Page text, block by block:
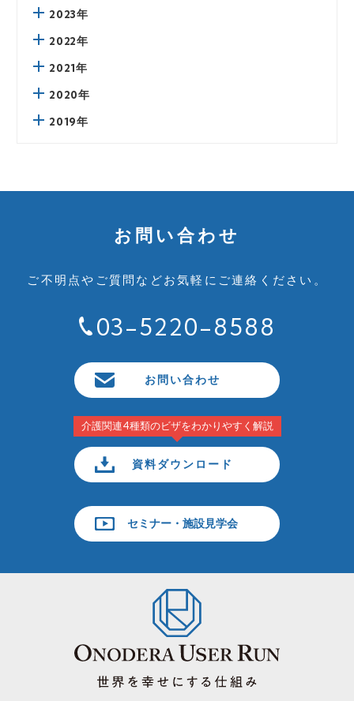
2023年
2022年
2021年
2020年
2019年
お問い合わせ
ご不明点やご質問などお気軽にご連絡ください。
03-5220-8588
お問い合わせ
介護関連4種類のビザをわかりやすく解説
資料ダウンロード
セミナー・施設見学会